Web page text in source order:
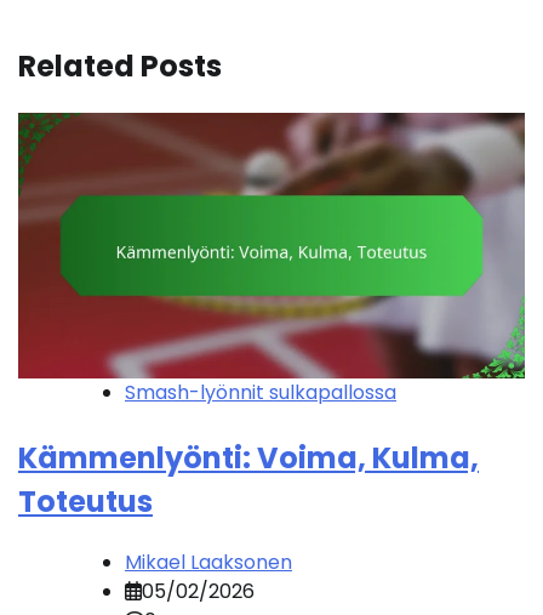
Related Posts
Smash-lyönnit sulkapallossa
Kämmenlyönti: Voima, Kulma,
Toteutus
Mikael Laaksonen
05/02/2026